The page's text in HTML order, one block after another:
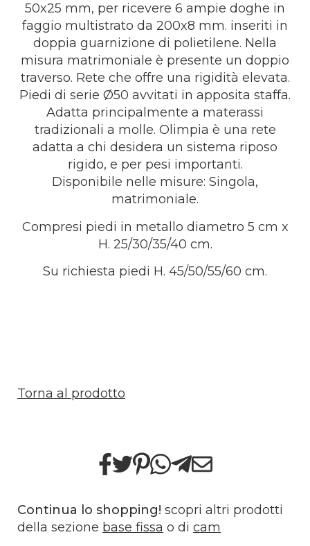
50x25 mm, per ricevere 6 ampie doghe in
faggio multistrato da 200x8 mm. inseriti in
doppia guarnizione di polietilene. Nella
misura matrimoniale è presente un doppio
traverso. Rete che offre una rigidità elevata.
Piedi di serie Ø50 avvitati in apposita staffa.
Adatta principalmente a materassi
tradizionali a molle. Olimpia è una rete
adatta a chi desidera un sistema riposo
rigido, e per pesi importanti.
Disponibile nelle misure: Singola,
matrimoniale.
Compresi piedi in metallo diametro 5 cm x
H. 25/30/35/40 cm.
Su richiesta piedi H. 45/50/55/60 cm.
Torna al prodotto
Continua lo shopping! scopri altri prodotti
della sezione base fissa o di cam